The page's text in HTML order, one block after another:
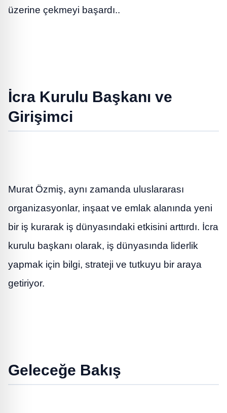
üzerine çekmeyi başardı..
İcra Kurulu Başkanı ve
Girişimci
Murat Özmiş, aynı zamanda uluslararası
organizasyonlar, inşaat ve emlak alanında yeni
bir iş kurarak iş dünyasındaki etkisini arttırdı. İcra
kurulu başkanı olarak, iş dünyasında liderlik
yapmak için bilgi, strateji ve tutkuyu bir araya
getiriyor.
Geleceğe Bakış